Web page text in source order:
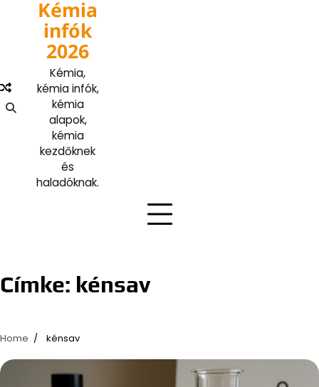
Kémia
infók
2026
Kémia,
kémia infók,
kémia
alapok,
kémia
kezdőknek
és
haladóknak.
Címke: kénsav
Home kénsav